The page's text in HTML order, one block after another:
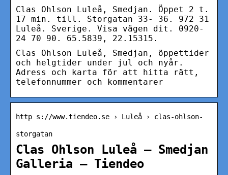
Clas Ohlson Luleå, Smedjan. Öppet 2 t.
17 min. till. Storgatan 33- 36. 972 31
Luleå. Sverige. Visa vägen dit. 0920-
24 70 90. 65.5839, 22.15315.
Clas Ohlson Luleå, Smedjan, öppettider
och helgtider under jul och nyår.
Adress och karta för att hitta rätt,
telefonnummer och kommentarer
http s://www.tiendeo.se › Luleå › clas-ohlson-
storgatan
Clas Ohlson Luleå – Smedjan
Galleria – Tiendeo